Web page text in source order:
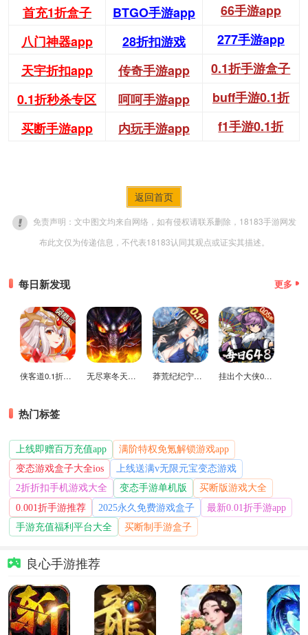
首充1折盒子 BTGO手游app
66手游app
八门神器app
28折扣游戏
277手游app
天宇折扣app
传奇手游app
0.1折手游盒子
0.1折秒杀专区
呵呵手游app
buff手游0.1折
买断手游app
内玩手游app f1手游0.1折
返回首页
免责声明：文中图文均来自网络，如有侵权请联系删除，18183手游网发
布此文仅为传递信息，不代表18183认同其观点或证实其描述。
每日新发现 更多
侠客道0.1折变态版 无尽寒冬天蛇新春送礼版 莽荒纪纪宁传奇0.1折送无限连抽版 挂出个大侠0.05折免单福利版
热门标签
上线即赠百万充值app
满阶特权免氪解锁游戏app
变态游戏盒子大全ios
上线送满v无限元宝变态游戏
2折折扣手机游戏大全
变态手游单机版
买断版游戏大全
0.001折手游推荐
2025永久免费游戏盒子
最新0.01折手游app
手游充值福利平台大全
买断制手游盒子
良心手游推荐